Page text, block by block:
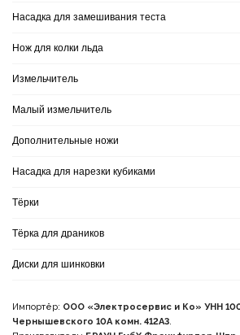
Насадка для замешивания теста
Нож для колки льда
Измельчитель
Малый измельчитель
Дополнительные ножи
Насадка для нарезки кубиками
Тёрки
Тёрка для драников
Диски для шинковки
Импортёр: ООО «Электросервис и Кo» УНН
Чернышевского 10А комн. 412А3.